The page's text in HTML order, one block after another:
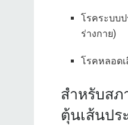
โรคระบบ
ร่างกาย)
โรคหลอด
สำหรับสภ
ตุ้นเส้นปร